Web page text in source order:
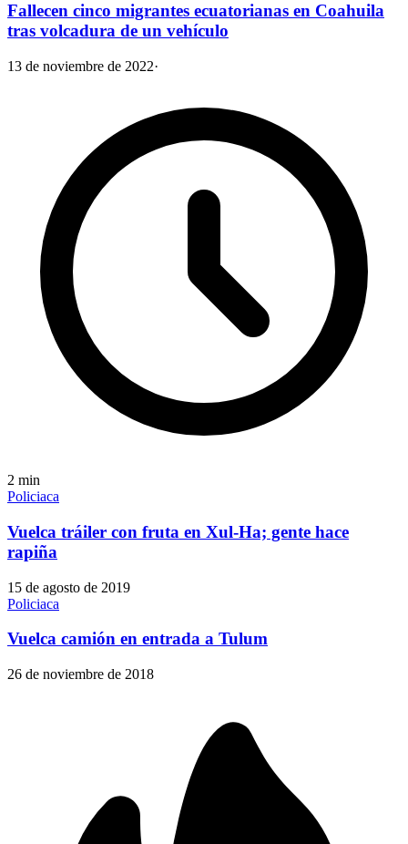
Fallecen cinco migrantes ecuatorianas en Coahuila
tras volcadura de un vehículo
13 de noviembre de 2022·
2 min
Policiaca
Vuelca tráiler con fruta en Xul-Ha; gente hace
rapiña
15 de agosto de 2019
Policiaca
Vuelca camión en entrada a Tulum
26 de noviembre de 2018